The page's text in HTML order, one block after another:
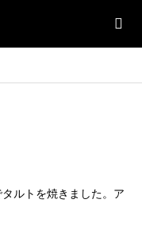
ルトを焼きました。ア